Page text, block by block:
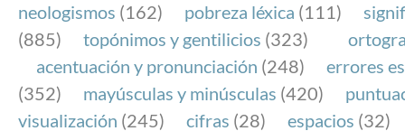
neologismos (162) pobreza léxica (111)
(885)
topónimos y gentilicios (323)
acentuación y pronunciación (248)
errores
(352)
mayúsculas y minúsculas (420)
visualización (245) cifras (28) espacios (32)